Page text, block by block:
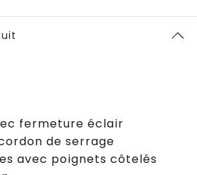
fermeture éclair
de serrage
avec poignets côtelés